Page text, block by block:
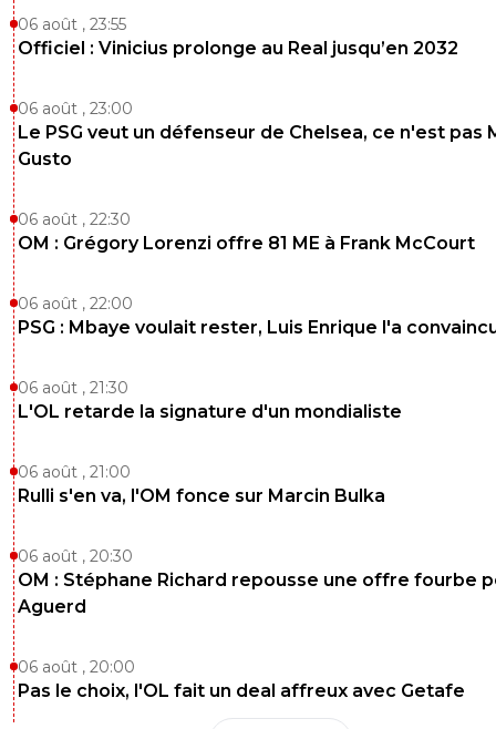
06 août , 23:55
Officiel : Vinicius prolonge au Real jusqu’en 2032
06 août , 23:00
Le PSG veut un défenseur de Chelsea, ce n'est pas
Gusto
06 août , 22:30
OM : Grégory Lorenzi offre 81 ME à Frank McCourt
06 août , 22:00
PSG : Mbaye voulait rester, Luis Enrique l'a
06 août , 21:30
L'OL retarde la signature d'un mondialiste
06 août , 21:00
Rulli s'en va, l'OM fonce sur Marcin Bulka
06 août , 20:30
OM : Stéphane Richard repousse une offre fourbe
Aguerd
06 août , 20:00
Pas le choix, l'OL fait un deal affreux avec Getafe